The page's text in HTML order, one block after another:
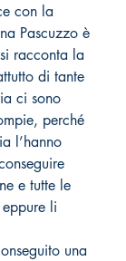
con la
Pascuzzo è
racconta la
di tante
ci sono
perché
l’hanno
e tutte le
li
una